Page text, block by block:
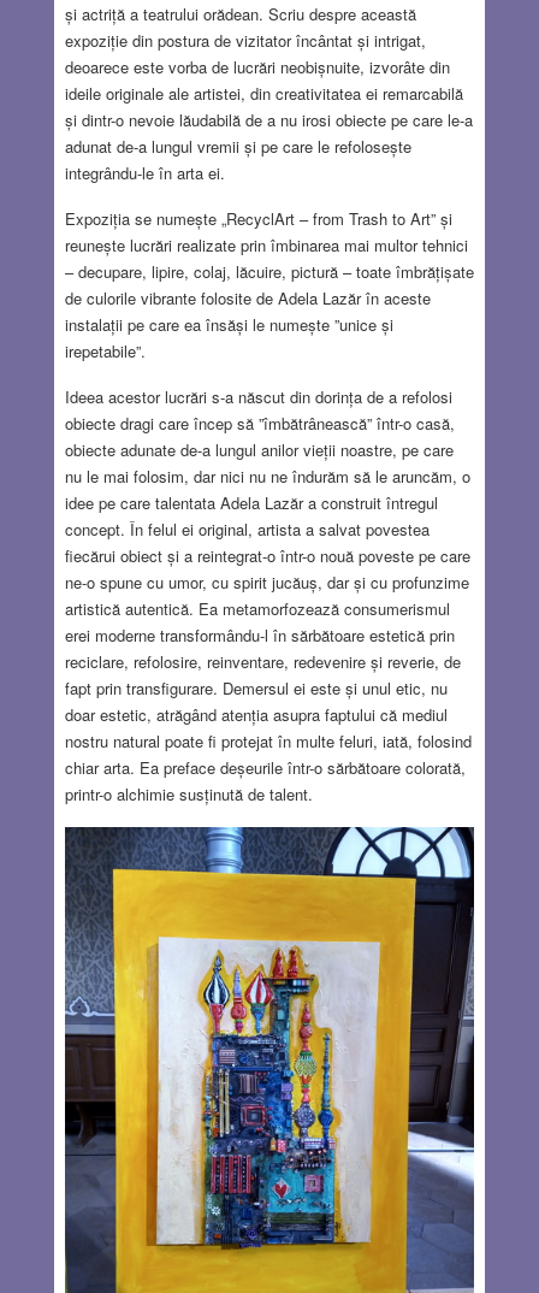
și actriță a teatrului orădean. Scriu despre această
expoziție din postura de vizitator încântat și intrigat,
deoarece este vorba de lucrări neobișnuite, izvorâte din
ideile originale ale artistei, din creativitatea ei remarcabilă
și dintr-o nevoie lăudabilă de a nu irosi obiecte pe care le-a
adunat de-a lungul vremii și pe care le refolosește
integrându-le în arta ei.
Expoziția se numește „RecyclArt – from Trash to Art” și
reunește lucrări realizate prin îmbinarea mai multor tehnici
– decupare, lipire, colaj, lăcuire, pictură – toate îmbrățișate
de culorile vibrante folosite de Adela Lazăr în aceste
instalații pe care ea însăși le numește ”unice și
irepetabile”.
Ideea acestor lucrări s-a născut din dorința de a refolosi
obiecte dragi care încep să ”îmbătrânească” într-o casă,
obiecte adunate de-a lungul anilor vieții noastre, pe care
nu le mai folosim, dar nici nu ne îndurăm să le aruncăm, o
idee pe care talentata Adela Lazăr a construit întregul
concept. În felul ei original, artista a salvat povestea
fiecărui obiect și a reintegrat-o într-o nouă poveste pe care
ne-o spune cu umor, cu spirit jucăuș, dar și cu profunzime
artistică autentică. Ea metamorfozează consumerismul
erei moderne transformându-l în sărbătoare estetică prin
reciclare, refolosire, reinventare, redevenire și reverie, de
fapt prin transfigurare. Demersul ei este și unul etic, nu
doar estetic, atrăgând atenția asupra faptului că mediul
nostru natural poate fi protejat în multe feluri, iată, folosind
chiar arta. Ea preface deșeurile într-o sărbătoare colorată,
printr-o alchimie susținută de talent.